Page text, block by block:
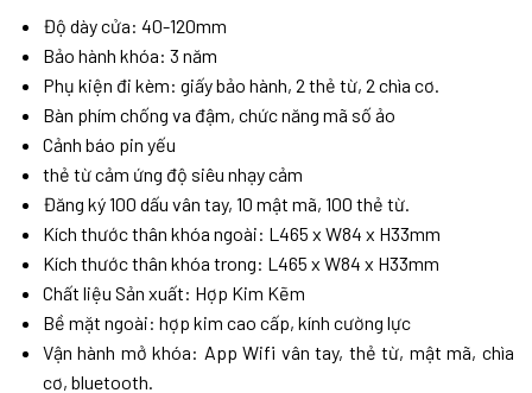
Độ dày cửa: 40-120mm
Bảo hành khóa: 3 năm
Phụ kiện đi kèm: giấy bảo hành, 2 thẻ từ, 2 chìa cơ.
Bàn phím chống va đậm, chức năng mã số ảo
Cảnh báo pin yếu
thẻ từ cảm ứng độ siêu nhạy cảm
Đăng ký 100 dấu vân tay, 10 mật mã, 100 thẻ từ.
Kích thước thân khóa ngoài: L465 x W84 x H33mm
Kích thước thân khóa trong: L465 x W84 x H33mm
Chất liệu Sản xuất: Hợp Kim Kẽm
Bề mặt ngoài: hợp kim cao cấp, kính cường lực
Vận hành mở khóa: App Wifi vân tay, thẻ từ, mật mã, chìa
cơ, bluetooth.